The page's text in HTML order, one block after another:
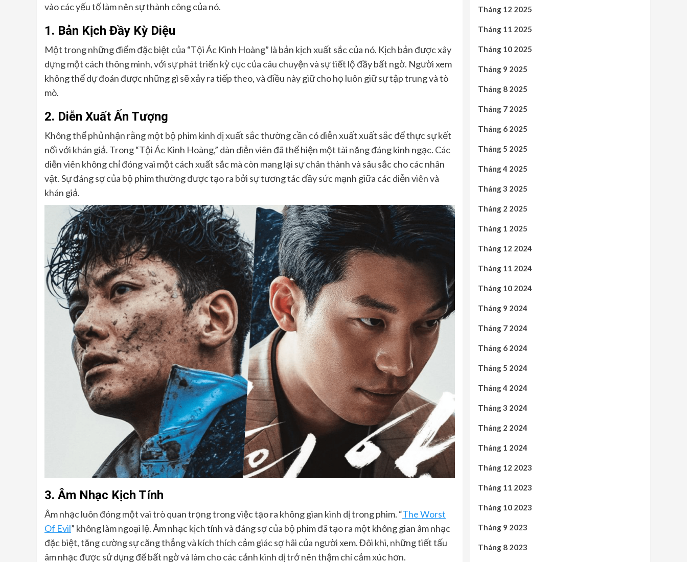
vào các yếu tố làm nên sự thành công của nó.
1. Bản Kịch Đầy Kỳ Diệu
Một trong những điểm đặc biệt của “Tội Ác Kinh Hoàng” là bản kịch xuất sắc của nó. Kịch bản được xây
dựng một cách thông minh, với sự phát triển kỳ cục của câu chuyện và sự tiết lộ đầy bất ngờ. Người xem
không thể dự đoán được những gì sẽ xảy ra tiếp theo, và điều này giữ cho họ luôn giữ sự tập trung và tò
mò.
2. Diễn Xuất Ấn Tượng
Không thể phủ nhận rằng một bộ phim kinh dị xuất sắc thường cần có diễn xuất xuất sắc để thực sự kết
nối với khán giả. Trong “Tội Ác Kinh Hoàng,” dàn diễn viên đã thể hiện một tài năng đáng kinh ngạc. Các
diễn viên không chỉ đóng vai một cách xuất sắc mà còn mang lại sự chân thành và sâu sắc cho các nhân
vật. Sự đáng sợ của bộ phim thường được tạo ra bởi sự tương tác đầy sức mạnh giữa các diễn viên và
khán giả.
3. Âm Nhạc Kịch Tính
Âm nhạc luôn đóng một vai trò quan trọng trong việc tạo ra không gian kinh dị trong phim. “The Worst
Of Evil” không làm ngoại lệ. Âm nhạc kịch tính và đáng sợ của bộ phim đã tạo ra một không gian âm nhạc
đặc biệt, tăng cường sự căng thẳng và kích thích cảm giác sợ hãi của người xem. Đôi khi, những tiết tấu
âm nhạc được sử dụng để bất ngờ và làm cho các cảnh kinh dị trở nên thậm chí cảm xúc hơn.
Tháng 12 2025
Tháng 11 2025
Tháng 10 2025
Tháng 9 2025
Tháng 8 2025
Tháng 7 2025
Tháng 6 2025
Tháng 5 2025
Tháng 4 2025
Tháng 3 2025
Tháng 2 2025
Tháng 1 2025
Tháng 12 2024
Tháng 11 2024
Tháng 10 2024
Tháng 9 2024
Tháng 7 2024
Tháng 6 2024
Tháng 5 2024
Tháng 4 2024
Tháng 3 2024
Tháng 2 2024
Tháng 1 2024
Tháng 12 2023
Tháng 11 2023
Tháng 10 2023
Tháng 9 2023
Tháng 8 2023